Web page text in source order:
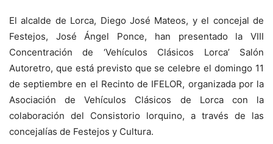
El alcalde de Lorca, Diego José Mateos, y el concejal de
Festejos, José Ángel Ponce, han presentado la VIII
Concentración de ‘Vehículos Clásicos Lorca’ Salón
Autoretro, que está previsto que se celebre el domingo 11
de septiembre en el Recinto de IFELOR, organizada por la
Asociación de Vehículos Clásicos de Lorca con la
colaboración del Consistorio lorquino, a través de las
concejalías de Festejos y Cultura.